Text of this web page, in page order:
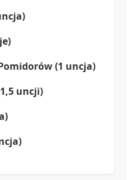
(1 uncja)
uncji)